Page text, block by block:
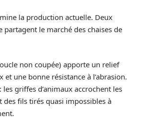
la production actuelle. Deux
partagent le marché des chaises de
non coupée) apporte un relief
et une bonne résistance à l’abrasion.
griffes d’animaux accrochent les
des fils tirés quasi impossibles à